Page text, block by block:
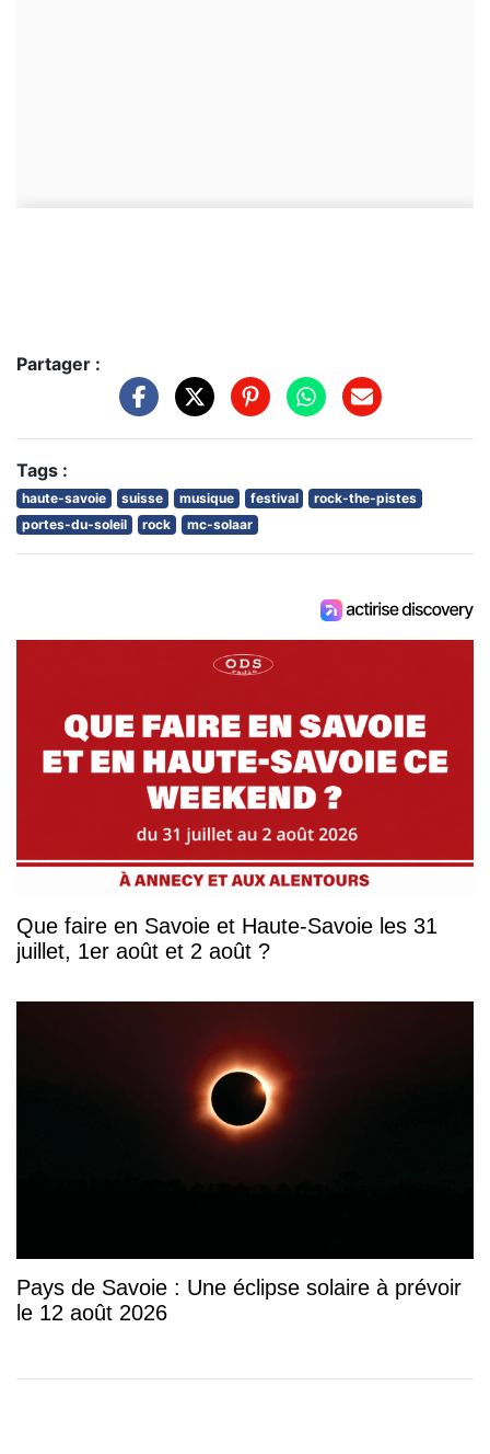
Partager :
Tags :
haute-savoie suisse musique festival
rock-the-pistes
portes-du-soleil
rock mc-solaar
Que faire en Savoie et Haute-Savoie les 31
juillet, 1er août et 2 août ?
Pays de Savoie : Une éclipse solaire à prévoir
le 12 août 2026